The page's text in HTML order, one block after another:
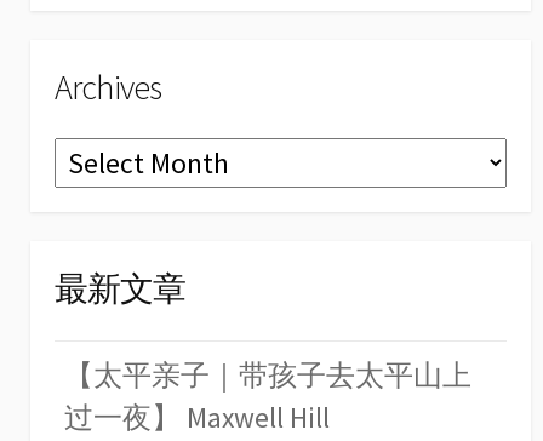
Archives
Archives
最新文章
【太平亲子｜带孩子去太平山上
过一夜】 Maxwell Hill